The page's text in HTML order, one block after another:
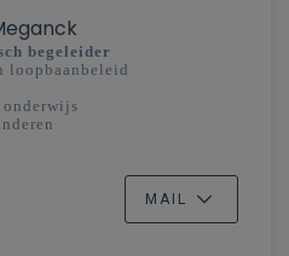
begeleider
loopbaanbeleid
onderwijs
MAIL